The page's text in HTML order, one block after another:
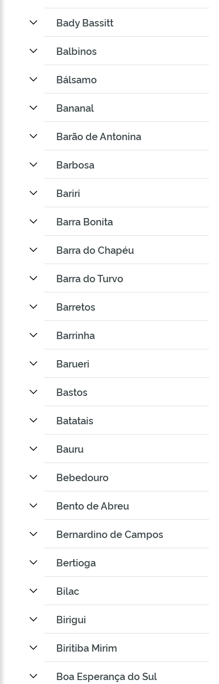
Bady Bassitt
Balbinos
Bálsamo
Bananal
Barão de Antonina
Barbosa
Bariri
Barra Bonita
Barra do Chapéu
Barra do Turvo
Barretos
Barrinha
Barueri
Bastos
Batatais
Bauru
Bebedouro
Bento de Abreu
Bernardino de Campos
Bertioga
Bilac
Birigui
Biritiba Mirim
Boa Esperança do Sul